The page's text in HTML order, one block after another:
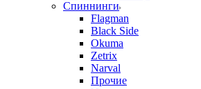
Спиннинги
Flagman
Black Side
Okuma
Zetrix
Narval
Прочие